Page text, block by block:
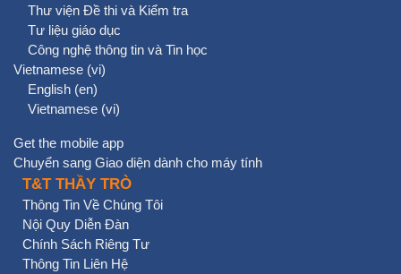
Thư viện Đề thi và Kiểm tra
Tư liệu giáo dục
Công nghệ thông tin và Tin học
Vietnamese ‎(vi)‎
English ‎(en)‎
Vietnamese ‎(vi)‎
Get the mobile app
Chuyển sang Giao diện dành cho máy tính
T&T THẦY TRÒ
Thông Tin Về Chúng Tôi
Nội Quy Diễn Đàn
Chính Sách Riêng Tư
Thông Tin Liên Hệ